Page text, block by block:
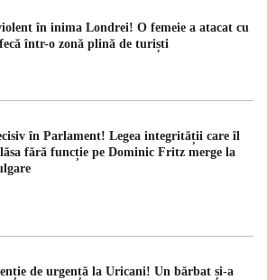
în inima Londrei! O femeie a atacat cu
într-o zonă plină de turiști
în Parlament! Legea integrității care îl
fără funcție pe Dominic Fritz merge la
de urgență la Uricani! Un bărbat și-a